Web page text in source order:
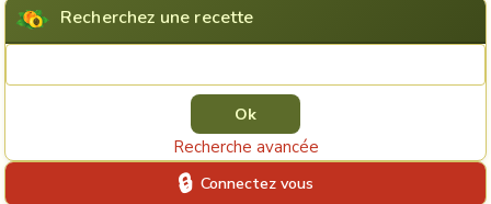
Recherchez une recette
Recherche avancée
Connectez vous